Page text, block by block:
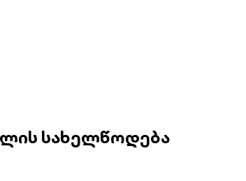
სახელწოდება